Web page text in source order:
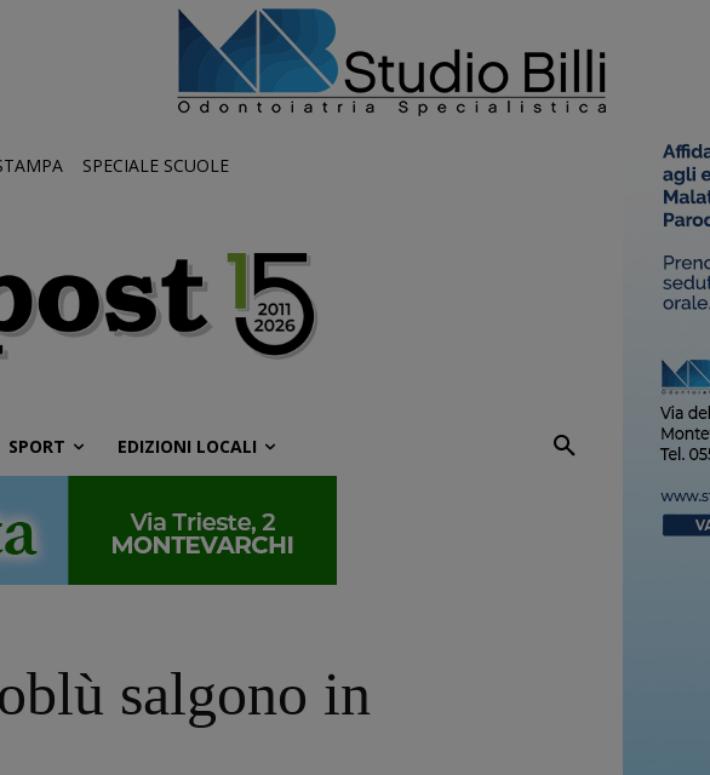
SPECIALE SCUOLE
SPORT EDIZIONI LOCALI
salgono in